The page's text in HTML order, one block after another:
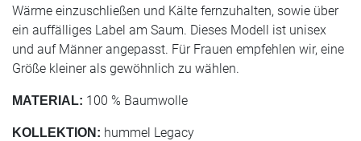
Wärme einzuschließen und Kälte fernzuhalten, sowie über
ein auffälliges Label am Saum. Dieses Modell ist unisex
und auf Männer angepasst. Für Frauen empfehlen wir, eine
Größe kleiner als gewöhnlich zu wählen.
MATERIAL: 100 % Baumwolle
KOLLEKTION: hummel Legacy